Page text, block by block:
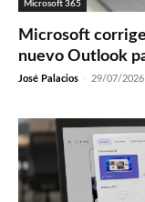
Microsoft 365
Microsoft
nuevo Outlook
José Palacios - 29/07/2026